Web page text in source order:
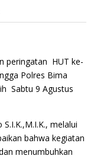
peringatan HUT ke-
Polres Bima
Sabtu 9 Agustus
melalui
bahwa kegiatan
menumbuhkan